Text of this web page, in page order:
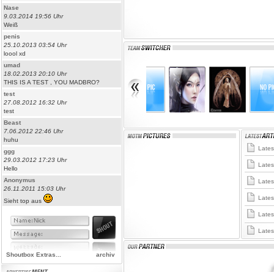
Nase
9.03.2014 19:56 Uhr
Weiß
penis
25.10.2013 03:54 Uhr
loool xd
umad
18.02.2013 20:10 Uhr
THIS IS A TEST , YOU MADBRO?
test
27.08.2012 16:32 Uhr
test
Beast
7.06.2012 22:46 Uhr
huhu
ggg
29.03.2012 17:23 Uhr
Hello
Anonymus
26.11.2011 15:03 Uhr
Sieht top aus
Shoutbox Extras... archiv